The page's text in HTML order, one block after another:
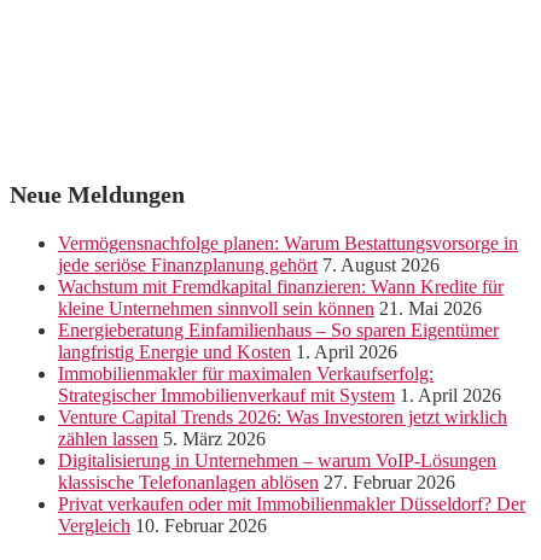
Neue Meldungen
Vermögensnachfolge planen: Warum Bestattungsvorsorge in
jede seriöse Finanzplanung gehört 7. August 2026
Wachstum mit Fremdkapital finanzieren: Wann Kredite für
kleine Unternehmen sinnvoll sein können 21. Mai 2026
Energieberatung Einfamilienhaus – So sparen Eigentümer
langfristig Energie und Kosten 1. April 2026
Immobilienmakler für maximalen Verkaufserfolg:
Strategischer Immobilienverkauf mit System 1. April 2026
Venture Capital Trends 2026: Was Investoren jetzt wirklich
zählen lassen 5. März 2026
Digitalisierung in Unternehmen – warum VoIP-Lösungen
klassische Telefonanlagen ablösen 27. Februar 2026
Privat verkaufen oder mit Immobilienmakler Düsseldorf? Der
Vergleich 10. Februar 2026